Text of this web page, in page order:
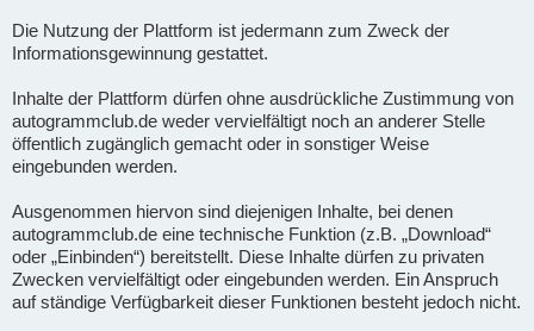
Die Nutzung der Plattform ist jedermann zum Zweck der
Informationsgewinnung gestattet.
Inhalte der Plattform dürfen ohne ausdrückliche Zustimmung von
autogrammclub.de weder vervielfältigt noch an anderer Stelle
öffentlich zugänglich gemacht oder in sonstiger Weise
eingebunden werden.
Ausgenommen hiervon sind diejenigen Inhalte, bei denen
autogrammclub.de eine technische Funktion (z.B. „Download“
oder „Einbinden“) bereitstellt. Diese Inhalte dürfen zu privaten
Zwecken vervielfältigt oder eingebunden werden. Ein Anspruch
auf ständige Verfügbarkeit dieser Funktionen besteht jedoch nicht.